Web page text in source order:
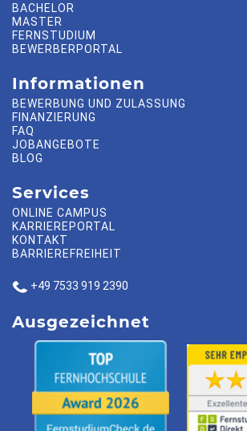
BACHELOR
MASTER
FERNSTUDIUM
BEWERBERPORTAL
Informationen
BEWERBUNG UND ZULASSUNG
FINANZIERUNG
FAQ
JOBANGEBOTE
BLOG
Services
ONLINE CAMPUS
KARRIEREPORTAL
KONTAKT
BARRIEREFREIHEIT
+49 7533 919 2390
Ausgezeichnet